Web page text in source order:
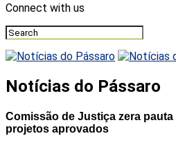
Connect with us
Notícias do Pássaro
Comissão de Justiça zera pauta
projetos aprovados